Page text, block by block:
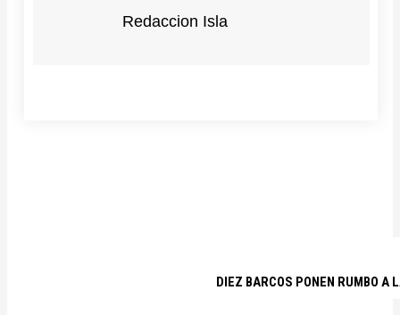
Redaccion Isla
DIEZ BARCOS PONEN RUMBO A